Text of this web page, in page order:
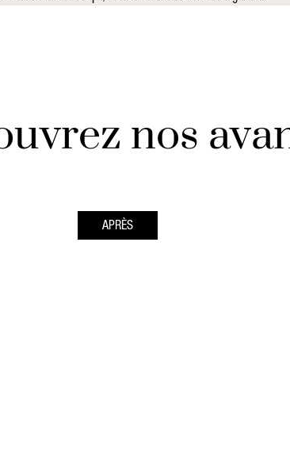
nos
APRÈS